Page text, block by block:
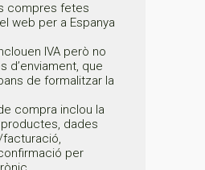
compres fetes
web per a Espanya
IVA però no
d’enviament, que
de formalitzar la
compra inclou la
dades
facturació,
per